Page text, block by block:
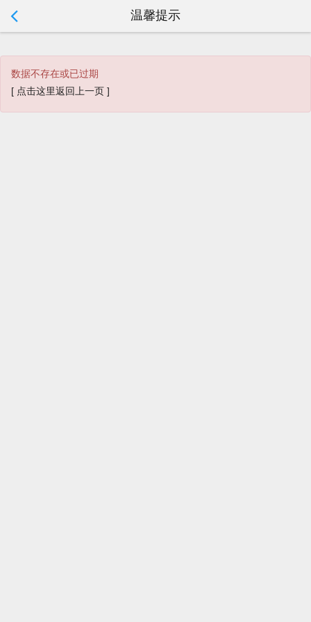
温馨提示
tip:
数据不存在或已过期
[ 点击这里返回上一页 ]